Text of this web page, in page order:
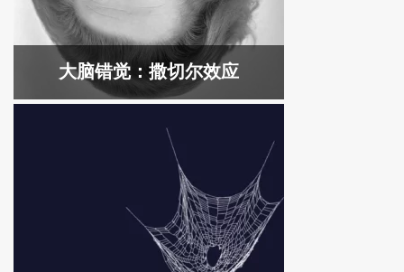
大脑错觉：撒切尔效应